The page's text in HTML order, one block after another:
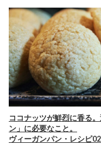
ココナッツが鮮烈に香る
ン」に必要なこと。
ヴィーガンパン・レシピ